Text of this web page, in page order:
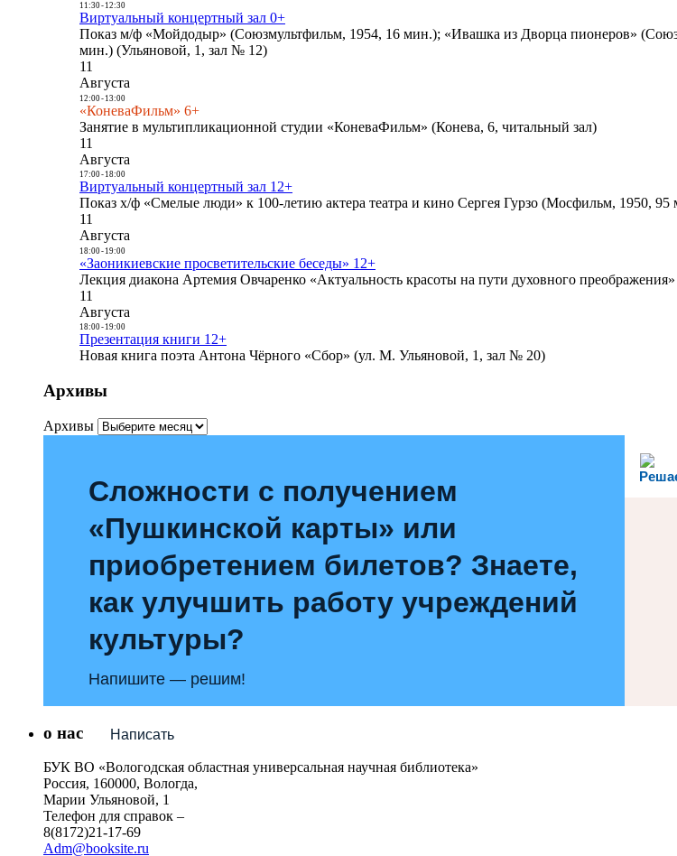
11:30- 12:30
Виртуальный концертный зал 0+
Показ м/ф «Мойдодыр» (Союзмультфильм, 1954, 16 мин.); «Ивашка из Дворца пионеров»
мин.) (Ульяновой, 1, зал № 12)
11
Августа
12:00- 13:00
«КоневаФильм» 6+
Занятие в мультипликационной студии «КоневаФильм» (Конева, 6, читальный зал)
11
Августа
17:00- 18:00
Виртуальный концертный зал 12+
Показ х/ф «Смелые люди» к 100-летию актера театра и кино Сергея Гурзо (Мосфильм, 1950,
11
Августа
18:00- 19:00
«Заоникиевские просветительские беседы» 12+
Лекция диакона Артемия Овчаренко «Актуальность красоты на пути духовного
11
Августа
18:00- 19:00
Презентация книги 12+
Новая книга поэта Антона Чёрного «Сбор» (ул. М. Ульяновой, 1, зал № 20)
Архивы
Архивы
Сложности с получением
«Пушкинской карты» или
приобретением билетов? Знаете,
как улучшить работу учреждений
культуры?
Напишите — решим!
Написать
о нас
БУК ВО «Вологодская областная универсальная научная библиотека»
Россия, 160000, Вологда,
Марии Ульяновой, 1
Телефон для справок –
8(8172)21-17-69
Adm@booksite.ru